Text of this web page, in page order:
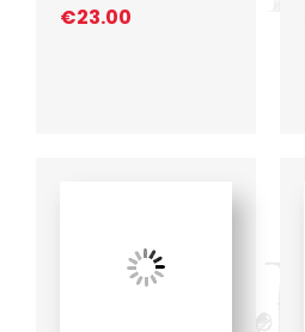
€23.00